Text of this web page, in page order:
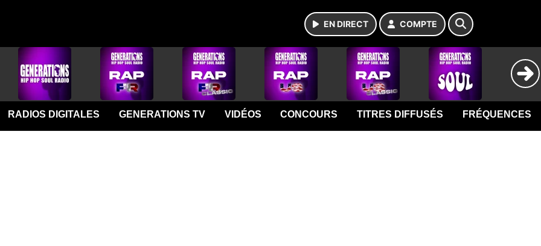
EN DIRECT COMPTE
RADIOS DIGITALES GENERATIONS TV VIDÉOS CONCOURS TITRES DIFFUSÉS FRÉQUENCES